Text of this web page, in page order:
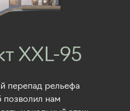
перепад рельефа
нам
XXL-95